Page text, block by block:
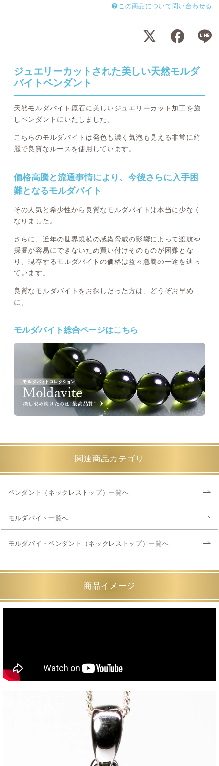
この商品について問い合わせる
ジュエリーカットされた美しい天然モルダ
バイトペンダント
天然モルダバイト原石に美しいジュエリーカット加工を施
しペンダントにいたしました。
こちらのモルダバイトは発色も濃く気泡も見える非常に綺
麗で良質なルースを使用しています。
価格高騰と流通事情により、今後さらに入手困
難となるモルダバイト
その人気と希少性から良質なモルダバイトは本当に少なく
なりました。
さらに、近年の世界規模の感染脅威の影響によって渡航や
採掘が容易にできないため買い付けそのものが困難とな
り、現存するモルダバイトの価格は益々急騰の一途を辿っ
ています。
良質なモルダバイトをお探しだった方は、どうぞお早め
に。
モルダバイト総合ページはこちら
関連商品カテゴリ
ペンダント（ネックレストップ）一覧へ
モルダバイト一覧へ
モルダバイトペンダント（ネックレストップ）一覧へ
商品イメージ